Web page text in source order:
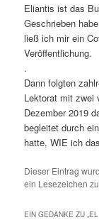
Eliantis ist das
Geschrieben
ließ ich mir ein
Veröffentlichung.
.
Dann folgten
Lektorat mit zwei
Dezember 2019
begleitet durch
hatte, WIE ich
Dieser Eintrag
ein Lesezeichen
EIN GEDANKE ZU „